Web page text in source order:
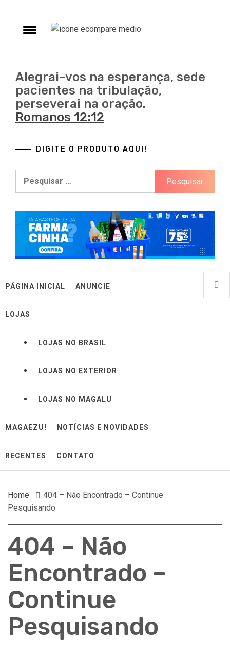
contentToggle
ECompare e
Alegrai-vos na esperança, sede
pacientes na tribulação,
perseverai na oração.
Romanos 12:12
DIGITE O PRODUTO AQUI!
Pesquisar
PÁGINA INICIAL ANUNCIE
LOJAS
LOJAS NO BRASIL
LOJAS NO EXTERIOR
LOJAS NO MAGALU
MAGAEZU! NOTÍCIAS E NOVIDADES
RECENTES CONTATO
Home
404 – Não Encontrado – Continue
Pesquisando
404 – Não
Encontrado –
Continue
Pesquisando